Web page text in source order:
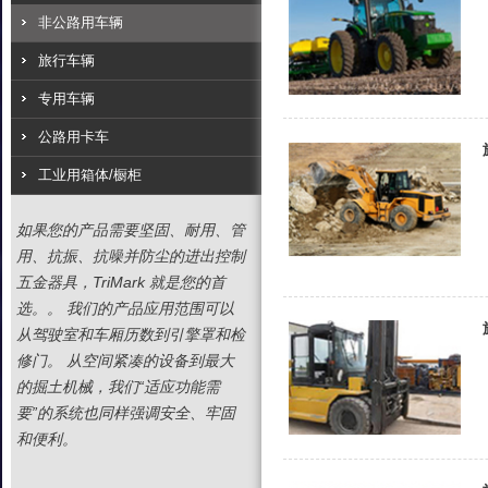
非公路用车辆
旅行车辆
专用车辆
公路用卡车
工业用箱体/橱柜
如果您的产品需要坚固、耐用、管
用、抗振、抗噪并防尘的进出控制
五金器具，TriMark 就是您的首
选。。 我们的产品应用范围可以
从驾驶室和车厢历数到引擎罩和检
修门。 从空间紧凑的设备到最大
的掘土机械，我们“适应功能需
要”的系统也同样强调安全、牢固
和便利。